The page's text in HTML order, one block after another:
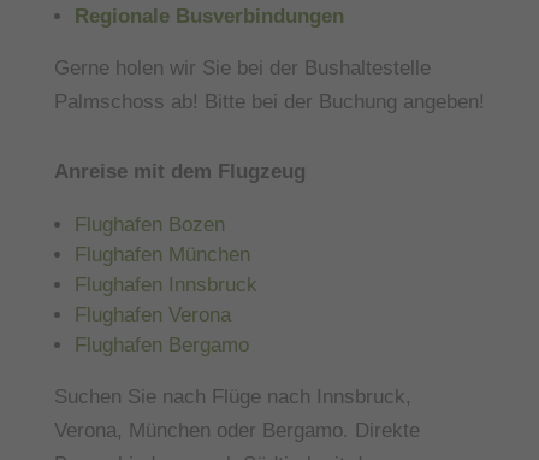
Regionale Busverbindungen
Gerne holen wir Sie bei der Bushaltestelle
Palmschoss ab! Bitte bei der Buchung angeben!
Anreise mit dem Flugzeug
Flughafen Bozen
Flughafen München
Flughafen Innsbruck
Flughafen Verona
Flughafen Bergamo
Suchen Sie nach Flüge nach Innsbruck,
Verona, München oder Bergamo. Direkte